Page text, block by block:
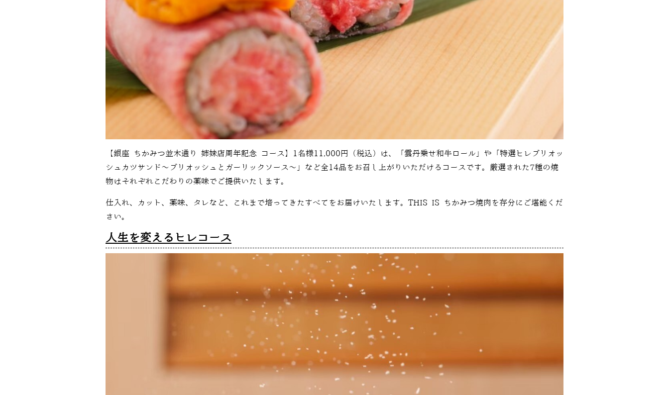
【銀座 ちかみつ並木通り 姉妹店周年記念 コース】1名様11,000円（税込）は、「雲丹乗せ和牛ロール」や「特選ヒレブリオッ
シュカツサンド～ブリオッシュとガーリックソース～」など全14品をお召し上がりいただけるコースです。厳選された7種の焼
物はそれぞれこだわりの薬味でご提供いたします。
仕入れ、カット、薬味、タレなど、これまで培ってきたすべてをお届けいたします。THIS IS ちかみつ焼肉を存分にご堪能くだ
さい。
人生を変えるヒレコース